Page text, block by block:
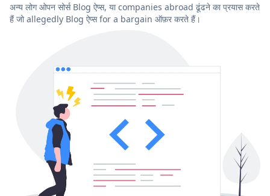
अन्य लोग ओपन सोर्स Blog ऐप्स, या companies abroad ढूंढने का प्रयास करते
हैं जो allegedly Blog ऐप्स for a bargain ऑफ़र करते हैं।